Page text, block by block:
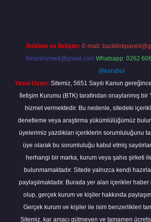
Reklam ve İletişim: E-mail:
forumhizmeti@gmail.com Whatsapp: 0262
@karabul
Yasal Uyarı: Sitemiz, 5651 Sayılı Kanun
İletişim Kurumu (BTK) tarafından onaylanmış bir
hizmet vermektedir. Bu nedenle, sitedeki
denetleme veya araştırma yükümlülüğümüz
üyelerimiz yazdıkları içeriklerin sorumluluğunu
üye olarak bu sorumluluğu kabul etmiş
herhangi bir marka, kurum veya şahıs şirketi
bulunmamaktadır. Sitede yalnızca kendi
paylaşılmaktadır. Burada yer alan içerikler haber
olup, gerçek kurum ve kişiler hakkında
Gerçek kurum ve kişiler ile isim benzerlikleri
Sitemiz, kar amacı gütmeyen ve tamamen